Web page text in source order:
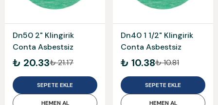
Dn50 2" Klingirik
Conta Asbestsiz
₺ 20.33₺ 21.17
SEPETE EKLE
HEMEN AL
Dn40 1 1/2" Klingirik
Conta Asbestsiz
₺ 10.38₺ 10.81
SEPETE EKLE
HEMEN AL